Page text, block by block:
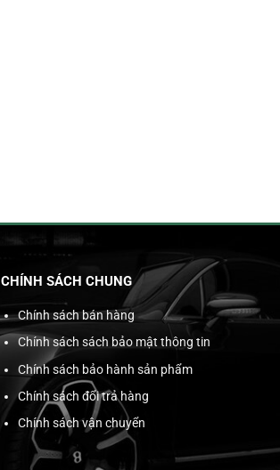
CHÍNH SÁCH CHUNG
Chính sách bán hàng
Chính sách sách bảo mật thông tin
Chính sách bảo hành sản phẩm
Chính sách đổi trả hàng
Chính sách vận chuyển